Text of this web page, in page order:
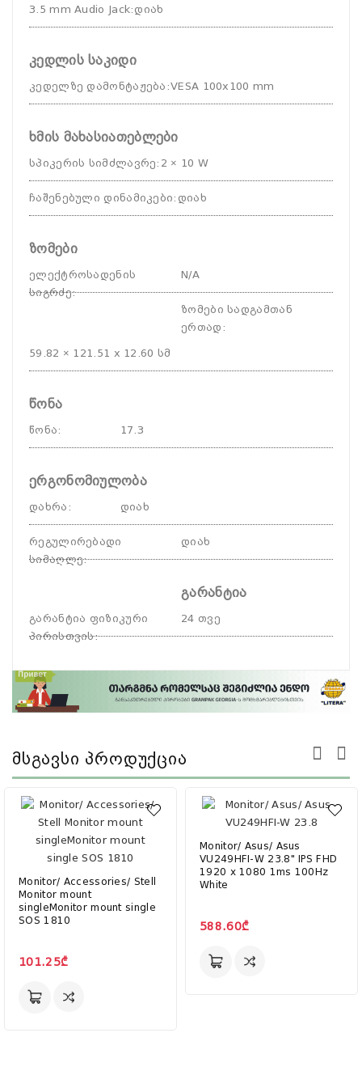
3.5 mm Audio Jack: დიახ
კედლის საკიდი
კედელზე დამონტაჟება :VESA 100x100 mm
ხმის მახასიათებლები
სპიკერის სიმძლავრე: 2 × 10 W
ჩაშენებული დინამიკები: დიახ
ზომები
ელექტროსადენის
სიგრძე:
N/A
ზომები სადგამთან
ერთად :
59.82 × 121.51 x 12.60 სმ
წონა
წონა: 17.3
ერგონომიულობა
დახრა : დიახ
რეგულირებადი
სიმაღლე:
დიახ
გარანტია
გარანტია ფიზიკური
პირისთვის:
24 თვე
Მსგავსი Პროდუქცია
Monitor/ Accessories/ Stell
Monitor mount
singleMonitor mount single
SOS 1810
101.25₾
Monitor/ Asus/ Asus
VU249HFI-W 23.8" IPS FHD
1920 x 1080 1ms 100Hz
White
588.60₾